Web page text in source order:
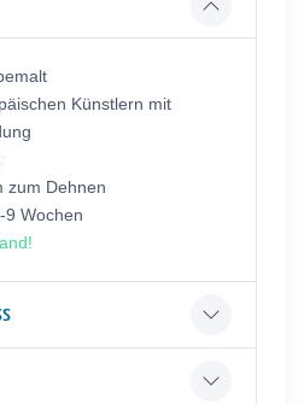
Künstlern mit
zum Dehnen
9 Wochen